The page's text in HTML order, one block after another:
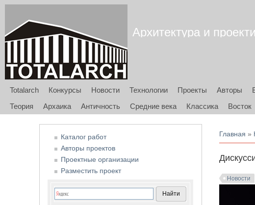
Архитектура и
Totalarch Конкурсы Новости Технологии Проекты Авторы
Теория
Архаика Античность Средние века Классика Восток
Вы
Главная »
Новости
Каталог работ
Авторы проектов
Проектные организации
Разместить проект